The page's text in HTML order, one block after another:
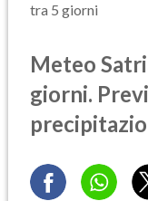
tra 5 giorni
Meteo
giorni.